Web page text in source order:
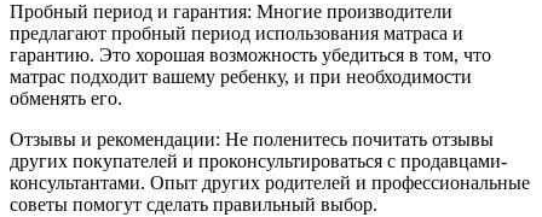
Пробный период и гарантия: Многие производители
предлагают пробный период использования матраса и
гарантию. Это хорошая возможность убедиться в том, что
матрас подходит вашему ребенку, и при необходимости
обменять его.
Отзывы и рекомендации: Не поленитесь почитать отзывы
других покупателей и проконсультироваться с продавцами-
консультантами. Опыт других родителей и профессиональные
советы помогут сделать правильный выбор.